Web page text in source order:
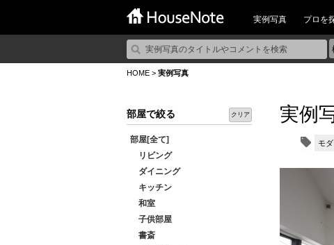
実例写真 プロを
HOME > 実例写真
部屋で絞る クリア
部屋[全て]
リビング
ダイニング
キッチン
和室
子供部屋
書斎
実例
モダ